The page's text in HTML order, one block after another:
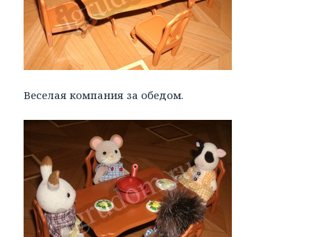
Веселая компания за обедом.